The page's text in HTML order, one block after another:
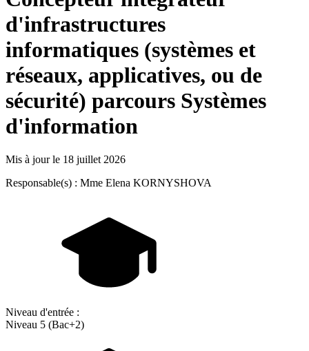
d'infrastructures
informatiques (systèmes et
réseaux, applicatives, ou de
sécurité) parcours Systèmes
d'information
Mis à jour le 18 juillet 2026
Responsable(s) : Mme Elena KORNYSHOVA
Niveau d'entrée :
Niveau 5 (Bac+2)